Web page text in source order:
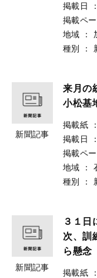
掲載日
：
掲載ペ
地域
：
種別
：
新聞記事
来月の
小松基
掲載紙 ：
掲載日
：
掲載ペ
地域
：
種別
：
新聞記事
３１
次、訓
ら懸念
掲載紙 ：